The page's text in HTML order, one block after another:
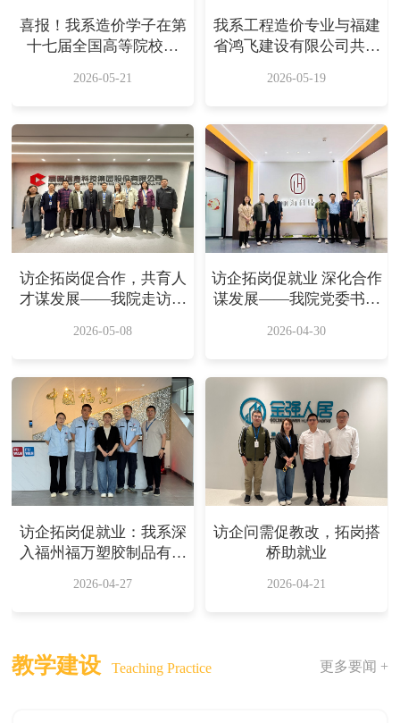
喜报！我系造价学子在第
十七届全国高等院校学
新技术与应用大赛第二期
绩
2026-05-21
我系工程造价专业与福建
省鸿飞建设有限公司共建
才
2026-05-19
访企拓岗促合作，共育人
才谋发展——我院走访福
有限公司
2026-05-08
访企拓岗促就业 深化合作
谋发展——我院党委书记
访企拓岗专项行动
2026-04-30
访企拓岗促就业：我系深
入福州福万塑胶制品有限
2026-04-27
访企问需促教改，拓岗搭
桥助就业
2026-04-21
教学建设 Teaching Practice 更多要闻 +